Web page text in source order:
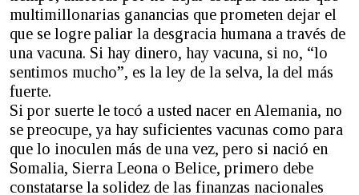
multimillonarias ganancias que prometen dejar el
que se logre paliar la desgracia humana a través de
una vacuna. Si hay dinero, hay vacuna, si no, “lo
sentimos mucho”, es la ley de la selva, la del más
fuerte.
Si por suerte le tocó a usted nacer en Alemania, no
se preocupe, ya hay suficientes vacunas como para
que lo inoculen más de una vez, pero si nació en
Somalia, Sierra Leona o Belice, primero debe
constatarse la solidez de las finanzas nacionales